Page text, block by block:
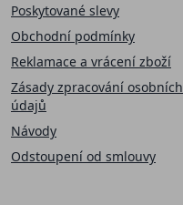
Poskytované slevy
Obchodní podmínky
Reklamace a vrácení zboží
Zásady zpracování osobních
údajů
Návody
Odstoupení od smlouvy